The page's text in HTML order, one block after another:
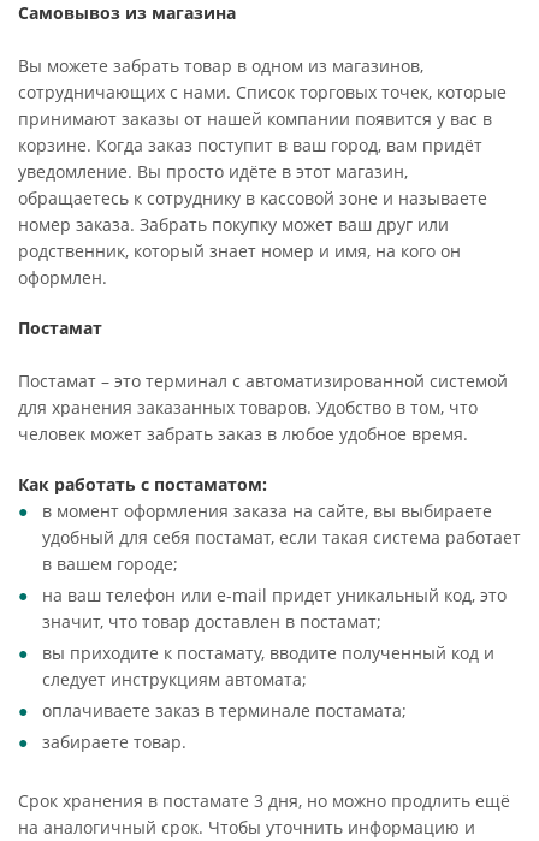
Самовывоз из магазина
Вы можете забрать товар в одном из магазинов,
сотрудничающих с нами. Список торговых точек, которые
принимают заказы от нашей компании появится у вас в
корзине. Когда заказ поступит в ваш город, вам придёт
уведомление. Вы просто идёте в этот магазин,
обращаетесь к сотруднику в кассовой зоне и называете
номер заказа. Забрать покупку может ваш друг или
родственник, который знает номер и имя, на кого он
оформлен.
Постамат
Постамат – это терминал с автоматизированной системой
для хранения заказанных товаров. Удобство в том, что
человек может забрать заказ в любое удобное время.
Как работать с постаматом:
в момент оформления заказа на сайте, вы выбираете
удобный для себя постамат, если такая система работает
в вашем городе;
на ваш телефон или e-mail придет уникальный код, это
значит, что товар доставлен в постамат;
вы приходите к постамату, вводите полученный код и
следует инструкциям автомата;
оплачиваете заказ в терминале постамата;
забираете товар.
Срок хранения в постамате 3 дня, но можно продлить ещё
на аналогичный срок. Чтобы уточнить информацию и